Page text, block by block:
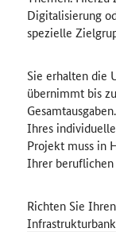
Digitalisierung
spezielle
Sie erhalten die
übernimmt bis
Ihres
Projekt muss in
Ihrer
Richten Sie